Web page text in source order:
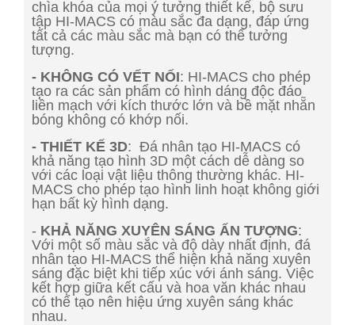
chìa khóa của mọi ý tưởng thiết kế, bộ sưu
tập HI-MACS có màu sắc đa dạng, đáp ứng
tất cả các màu sắc mà bạn có thể tưởng
tượng.
- KHÔNG CÓ VẾT NỐI: HI-MACS cho phép
tạo ra các sản phẩm có hình dáng độc đáo
liền mạch với kích thước lớn và bề mặt nhẵn
bóng không có khớp nối.
- THIẾT KẾ 3D: Đá nhân tạo HI-MACS có
khả năng tạo hình 3D một cách dễ dàng so
với các loại vật liệu thông thường khác. HI-
MACS cho phép tạo hình linh hoạt không giới
hạn bất kỳ hình dạng.
- KHẢ NĂNG XUYÊN SÁNG ẤN TƯỢNG:
Với một số màu sắc và độ dày nhất định, đá
nhân tạo HI-MACS thể hiện khả năng xuyên
sáng đặc biệt khi tiếp xúc với ánh sáng. Việc
kết hợp giữa kết cấu và hoa văn khác nhau
có thể tạo nên hiệu ứng xuyên sáng khác
nhau.